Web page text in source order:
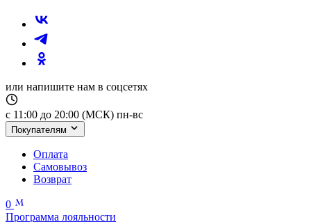
или напишите нам в соцсетях
с 11:00 до 20:00 (МСК) пн-вс
Покупателям
Оплата
Самовывоз
Возврат
0
Программа лояльности